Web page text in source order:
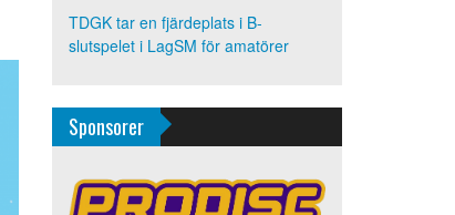
TDGK tar en fjärdeplats i B-
slutspelet i LagSM för amatörer
Sponsorer